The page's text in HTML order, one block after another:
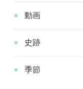
動画
史跡
季節